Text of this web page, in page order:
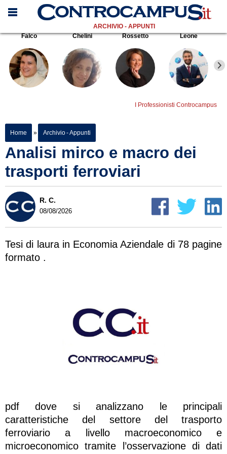
ARCHIVIO - APPUNTI
Falco
Chelini Rossetto Leone
I Professionisti Controcampus
Home » Archivio - Appunti
Analisi mirco e macro dei
trasporti ferroviari
R. C.
08/08/2026
Tesi di laura in Economia Aziendale di 78 pagine
formato .
pdf dove si analizzano le principali
caratteristiche del settore del trasporto
ferroviario a livello macroeconomico e
microeconomico tramite l’osservazione di dati